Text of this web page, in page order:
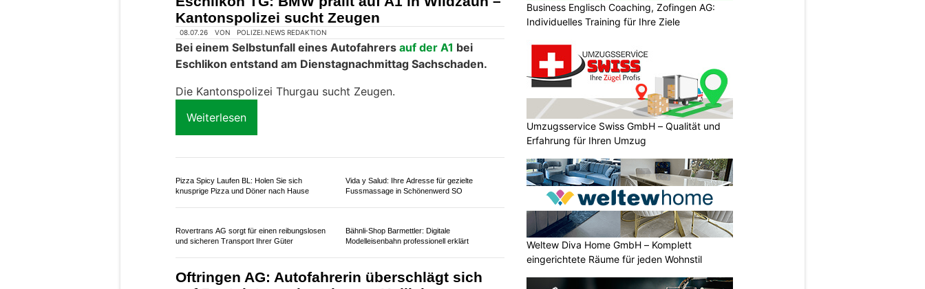
bequem von zu Hause
Gebäudesanierung in der Schweiz – Vertrauen
Sie den Profis der JGP Group GmbH
Eschlikon TG: BMW prallt auf A1 in Wildzaun –
Kantonspolizei sucht Zeugen
Business Englisch Coaching, Zofingen AG:
Individuelles Training für Ihre Ziele
Umzugsservice Swiss GmbH – Qualität und
Erfahrung für Ihren Umzug
Weltew Diva Home GmbH – Komplett
eingerichtete Räume für jeden Wohnstil